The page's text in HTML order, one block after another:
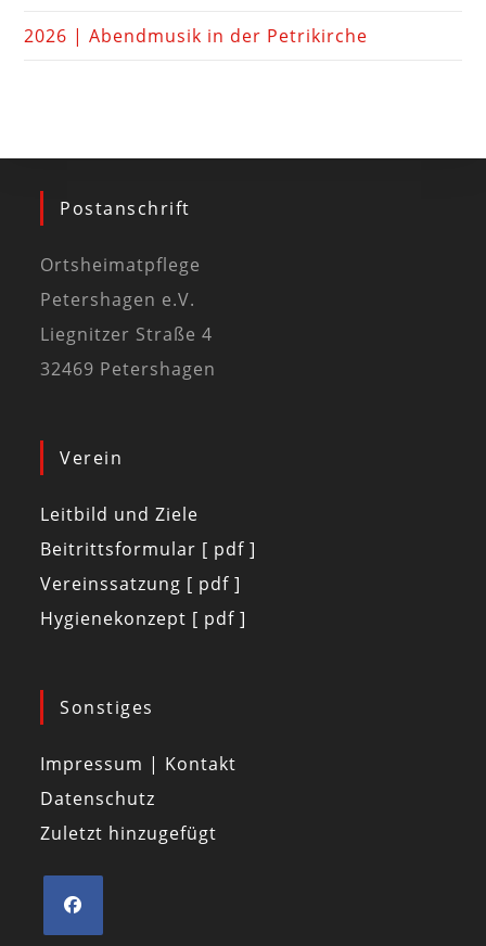
2026 | Abendmusik in der Petrikirche
Postanschrift
Ortsheimatpflege
Petershagen e.V.
Liegnitzer Straße 4
32469 Petershagen
Verein
Leitbild und Ziele
Beitrittsformular [ pdf ]
Vereinssatzung [ pdf ]
Hygienekonzept [ pdf ]
Sonstiges
Impressum | Kontakt
Datenschutz
Zuletzt hinzugefügt